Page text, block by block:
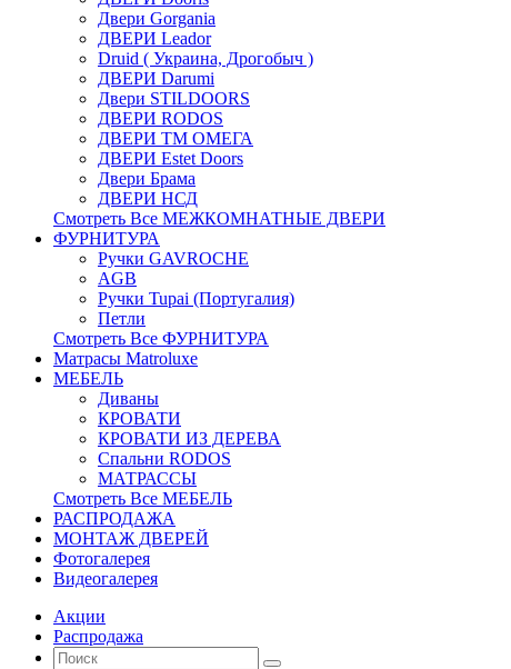
Двери Gorgania
ДВЕРИ Leador
Druid ( Украина, Дрогобыч )
ДВЕРИ Darumi
Двери STILDOORS
ДВЕРИ RODOS
ДВЕРИ ТМ ОМЕГА
ДВЕРИ Estet Doors
Двери Брама
ДВЕРИ НСД
Смотреть Все МЕЖКОМНАТНЫЕ ДВЕРИ
ФУРНИТУРА
Ручки GAVROCHE
AGB
Ручки Tupai (Португалия)
Петли
Смотреть Все ФУРНИТУРА
Матрасы Matroluxe
МЕБЕЛЬ
Диваны
КРОВАТИ
КРОВАТИ ИЗ ДЕРЕВА
Спальни RODOS
МАТРАССЫ
Смотреть Все МЕБЕЛЬ
РАСПРОДАЖА
МОНТАЖ ДВЕРЕЙ
Фотогалерея
Видеогалерея
Акции
Распродажа